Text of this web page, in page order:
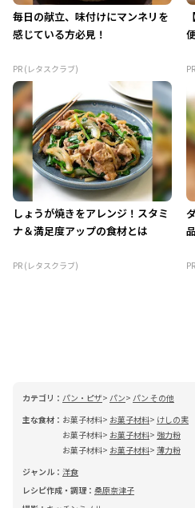
毎日の献立、味付けにマンネリを
感じている方必見！
PR (レタスクラブ)
しょうが焼きをアレンジ！スタミ
ナ＆満足度アップの食材とは
PR (レタスクラブ)
カテゴリ： パン・ピザ パン
パン その他
主な食材： お菓子材料 お菓子材料
けしの実
お菓子材料
お菓子材料 強力粉
お菓子材料
お菓子材料 薄力粉
ジャンル： 洋食
レシピ作成・調理： 桑原奈津子